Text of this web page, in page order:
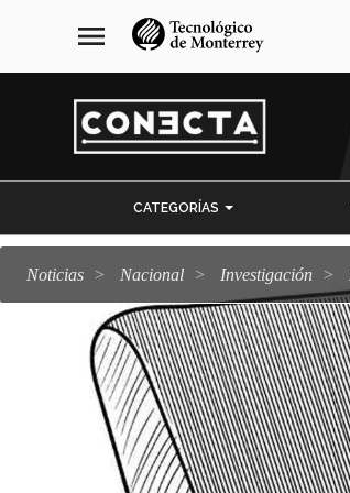
navegación
principal
menu
CATEGORÍAS
Noticias Nacional Investigación